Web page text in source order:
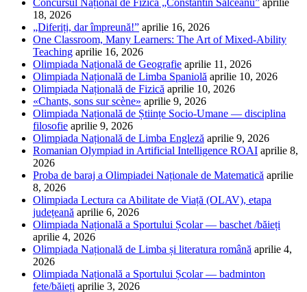
Concursul Național de Fizică „Constantin Sălceanu” aprilie
18, 2026
„Diferiți, dar împreună!” aprilie 16, 2026
One Classroom, Many Learners: The Art of Mixed-Ability
Teaching aprilie 16, 2026
Olimpiada Națională de Geografie aprilie 11, 2026
Olimpiada Națională de Limba Spaniolă aprilie 10, 2026
Olimpiada Națională de Fizică aprilie 10, 2026
«Chants, sons sur scène» aprilie 9, 2026
Olimpiada Națională de Științe Socio-Umane — disciplina
filosofie aprilie 9, 2026
Olimpiada Națională de Limba Engleză aprilie 9, 2026
Romanian Olympiad in Artificial Intelligence ROAI aprilie 8,
2026
Proba de baraj a Olimpiadei Naționale de Matematică aprilie
8, 2026
Olimpiada Lectura ca Abilitate de Viață (OLAV), etapa
județeană aprilie 6, 2026
Olimpiada Națională a Sportului Școlar — baschet /băieți
aprilie 4, 2026
Olimpiada Națională de Limba și literatura română aprilie 4,
2026
Olimpiada Națională a Sportului Școlar — badminton
fete/băieți aprilie 3, 2026